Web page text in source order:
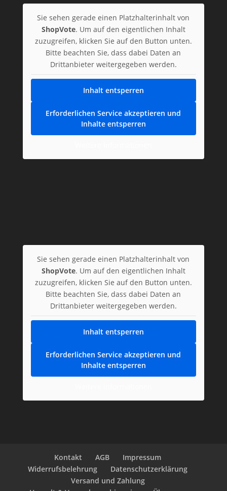
Sie sehen gerade einen Platzhalterinhalt von
ShopVote. Um auf den eigentlichen Inhalt
zuzugreifen, klicken Sie auf den Button unten.
Bitte beachten Sie, dass dabei Daten an
Drittanbieter weitergegeben werden.
Inhalt entsperren
Erforderlichen Service akzeptieren und
Inhalte entsperren
Sie sehen gerade einen Platzhalterinhalt von
ShopVote. Um auf den eigentlichen Inhalt
zuzugreifen, klicken Sie auf den Button unten.
Bitte beachten Sie, dass dabei Daten an
Drittanbieter weitergegeben werden.
Inhalt entsperren
Erforderlichen Service akzeptieren und
Inhalte entsperren
Kontakt AGB
Impressum
Widerrufsbelehrung
Datenschutzerklärung
Versand und Zahlung